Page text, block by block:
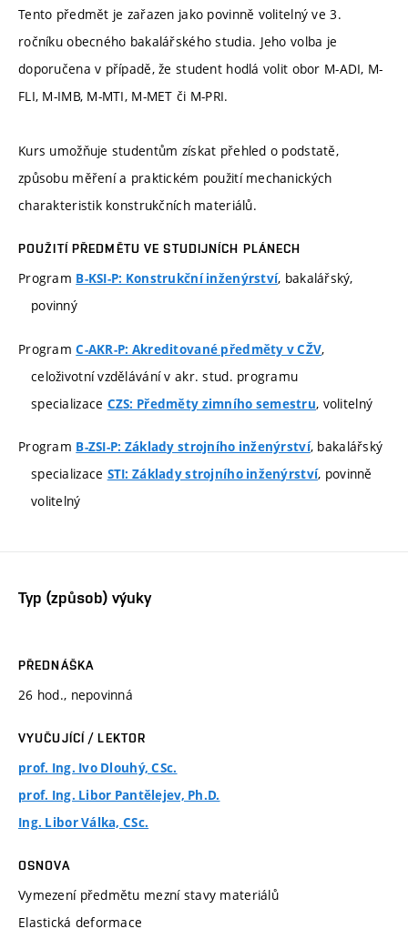
Tento předmět je zařazen jako povinně volitelný ve 3.
ročníku obecného bakalářského studia. Jeho volba je
doporučena v případě, že student hodlá volit obor M-ADI, M-
FLI, M-IMB, M-MTI, M-MET či M-PRI.
Kurs umožňuje studentům získat přehled o podstatě,
způsobu měření a praktickém použití mechanických
charakteristik konstrukčních materiálů.
POUŽITÍ PŘEDMĚTU VE STUDIJNÍCH PLÁNECH
Program B-KSI-P: Konstrukční inženýrství, bakalářský,
povinný
ProgramC-AKR-P: Akreditované předměty v CŽV,
celoživotní vzdělávání v akr. stud. programu
specializace CZS: Předměty zimního semestru, volitelný
Program B-ZSI-P: Základy strojního inženýrství, bakalářský
specializace STI: Základy strojního inženýrství, povinně
volitelný
Typ (způsob) výuky
PŘEDNÁŠKA
26 hod., nepovinná
VYUČUJÍCÍ / LEKTOR
prof. Ing. Ivo Dlouhý, CSc.
prof. Ing. Libor Pantělejev, Ph.D.
Ing. Libor Válka, CSc.
OSNOVA
Vymezení předmětu mezní stavy materiálů
Elastická deformace